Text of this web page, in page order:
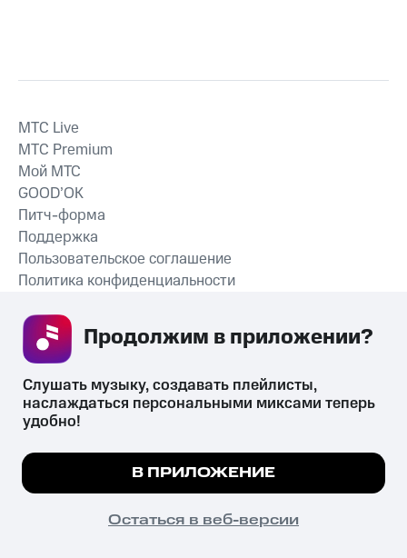
СКАЧАТЬ ПРИЛОЖЕНИЕ
MTС Live
MTС Premium
Мой МТС
GOOD’OK
Питч-форма
Поддержка
Пользовательское соглашение
Политика конфиденциальности
психотропных веществ, их аналогов причиняет вред здоровью,
их незаконный оборот запрещён и влечёт установленную
законодательством ответственность.
© 2026 ООО «КИОН».
Все права защищены
Мы используем куки, чтобы на сайте все
Подробнее
ПОНЯТНО
Слушать музыку, создавать плейлисты,
наслаждаться персональными миксами теперь
удобно!
В ПРИЛОЖЕНИЕ
Остаться в веб-версии